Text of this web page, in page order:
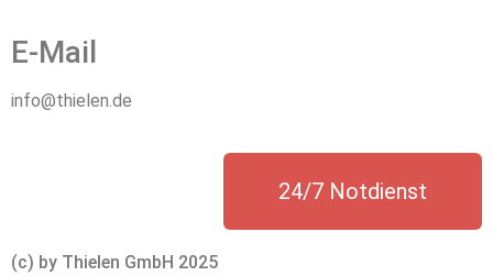
E-Mail
info@thielen.de
24/7 Notdienst
(c) by Thielen GmbH 2025